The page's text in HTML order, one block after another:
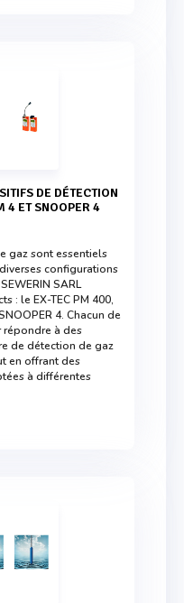
4 ET SNOOPER 4
gaz sont essentiels
configurations
SARL
: le EX-TEC PM 400,
4. Chacun de
répondre à des
de détection de gaz
en offrant des
à différentes